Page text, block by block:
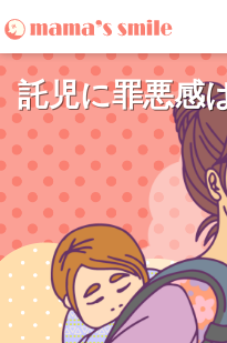
託児に罪悪感